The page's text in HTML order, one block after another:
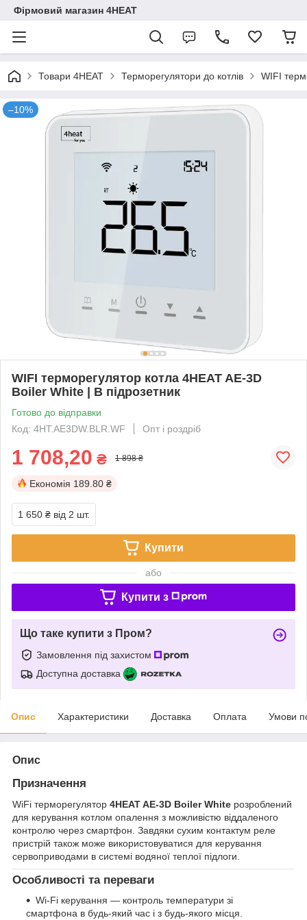
Фірмовий магазин 4HEAT
Товари 4HEAT Терморегулятори до котлів WIFI
–10%
WIFI терморегулятор котла 4HEAT AE-3D
Boiler White | В підрозетник
Готово до відправки
Код: 4HT.AE3DW.BLR.WF
Опт і роздріб
1 708,20 ₴ 1 898 ₴
Економія 189.80 ₴
1 650 ₴ від 2 шт.
Купити
або
Купити з
Що таке купити з Пром?
Замовлення під захистом
Доступна доставка
Опис Характеристики Доставка Оплата Умови
Опис
Призначення
WiFi терморегулятор 4HEAT AE-3D BoilerWhite розроблений
для керування котлом опалення з можливістю віддаленого
контролю через смартфон. Завдяки сухим контактум реле
пристрій також може використовуватися для керування
сервоприводами в системі водяної теплої підлоги.
Особливості та переваги
Wi-Fi керування — контроль температури зі
смартфона в будь-який час і з будь-якого місця.